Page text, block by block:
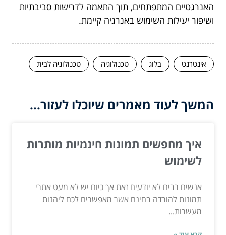
האנרגטיים המתפתחים, תוך התאמה לדרישות סביבתיות
ושיפור יעילות השימוש באנרגיה קיימת.
אינטרנט בלוג טכנולוגיה טכנולוגיה לבית
המשך לעוד מאמרים שיוכלו לעזור...
איך מחפשים תמונות חינמיות מותרות
לשימוש
אנשים רבים לא יודעים זאת אך כיום יש לא מעט אתרי
תמונות להורדה בחינם אשר מאפשרים לכם ליהנות
מעשרות...